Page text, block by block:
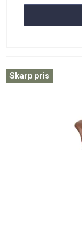
Skarp pris